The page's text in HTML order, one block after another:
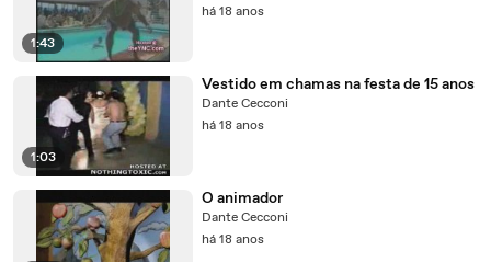
1:43
há 18 anos
1:03
Vestido em chamas na festa de 15 anos
Dante Cecconi
há 18 anos
O animador
Dante Cecconi
há 18 anos